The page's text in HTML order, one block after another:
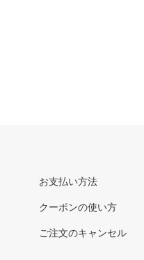
お支払い方法
クーポンの使い方
ご注文のキャンセル